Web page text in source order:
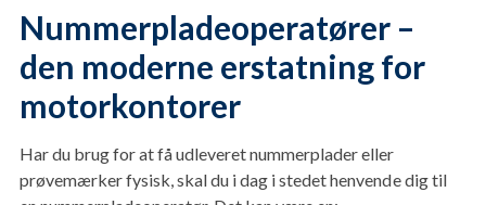
Nummerpladeoperatører –
den moderne erstatning for
motorkontorer
Har du brug for at få udleveret nummerplader eller
prøvemærker fysisk, skal du i dag i stedet henvende dig til